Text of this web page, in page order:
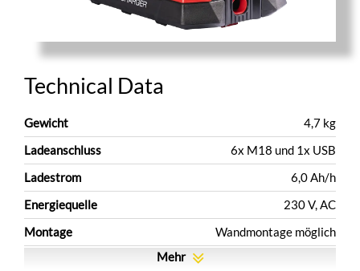
Technical Data
Gewicht
4,7 kg
Ladeanschluss
6x M18 und 1x USB
Ladestrom
6,0 Ah/h
Energiequelle
230 V, AC
Montage
Wandmontage möglich
Mehr